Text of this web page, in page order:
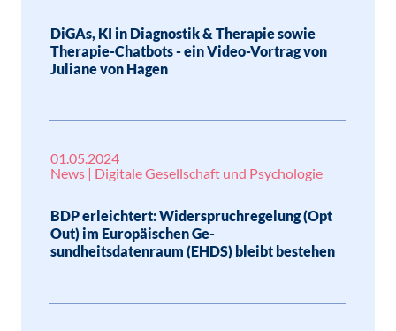
DiGAs, KI in Diagnostik & Therapie sowie
Therapie-Chatbots - ein Video-Vortrag von
Juliane von Hagen
01.05.2024
News | Digitale Gesellschaft und Psychologie
BDP erleichtert: Widerspruchregelung (Opt
Out) im Europäischen Ge-
sundheitsdatenraum (EHDS) bleibt bestehen